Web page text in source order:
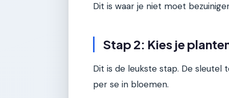
Dit is waar je niet moet
Stap 2: Kies je
Dit is de leukste stap. De sleutel
per se in bloemen.